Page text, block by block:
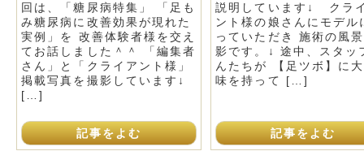
回は、「糖尿病特集」 「足も
み糖尿病に改善効果が現れた
実例」を 改善体験者様を交え
てお話しました＾＾ 「編集者
さん」と「クライアント様」
掲載写真を撮影しています↓
[…]
記事をよむ
説明しています↓ クラ
ント様の娘さんにモデル
っていただき 施術の風
影です。↓ 途中、スタッ
んたちが 【足ツボ】に
味を持って […]
記事をよむ